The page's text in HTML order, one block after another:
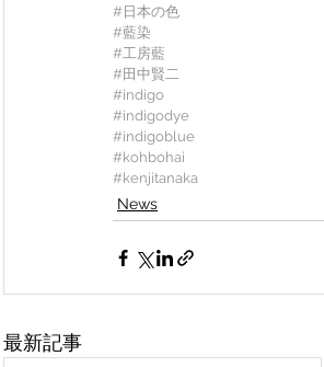
#日本の色
#藍染
#工房藍
#田中賢二
#indigo
#indigodye
#indigoblue
#kohbohai
#kenjitanaka
News
最新記事